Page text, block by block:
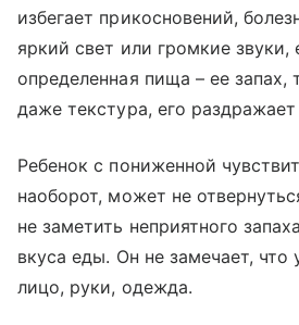
избегает прикосновений,
яркий свет или громкие звуки,
определенная пища – ее запах,
даже текстура, его
Ребенок с пониженной
наоборот, может не
не заметить неприятного
вкуса еды. Он не замечает, что
лицо, руки, одежда.